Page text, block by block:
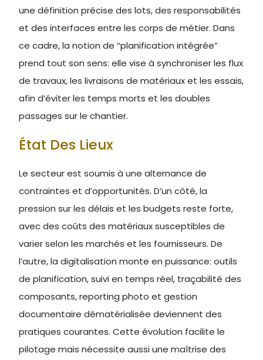
une définition précise des lots, des responsabilités
et des interfaces entre les corps de métier. Dans
ce cadre, la notion de “planification intégrée”
prend tout son sens: elle vise à synchroniser les flux
de travaux, les livraisons de matériaux et les essais,
afin d’éviter les temps morts et les doubles
passages sur le chantier.
État Des Lieux
Le secteur est soumis à une alternance de
contraintes et d’opportunités. D’un côté, la
pression sur les délais et les budgets reste forte,
avec des coûts des matériaux susceptibles de
varier selon les marchés et les fournisseurs. De
l’autre, la digitalisation monte en puissance: outils
de planification, suivi en temps réel, traçabilité des
composants, reporting photo et gestion
documentaire dématérialisée deviennent des
pratiques courantes. Cette évolution facilite le
pilotage mais nécessite aussi une maîtrise des